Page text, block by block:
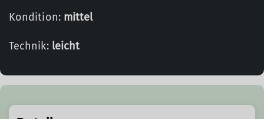
Kondition: mittel
Technik: leicht